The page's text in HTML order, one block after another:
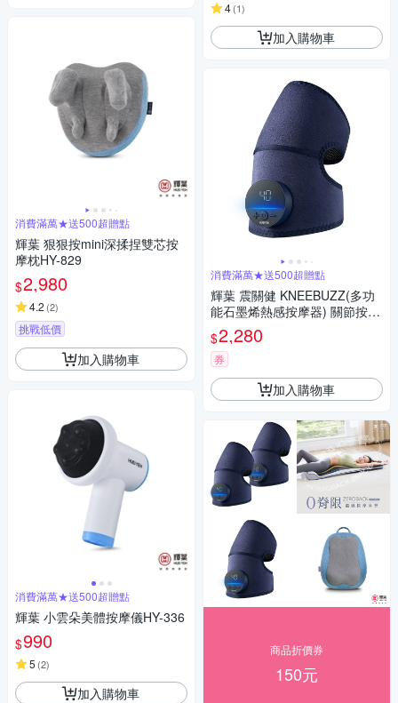
消費滿萬★送500超贈點
輝葉 狠狠按mini深揉捏雙芯按
摩枕HY-829
$2,980
4.2 (2)
挑戰低價
加入購物車
消費滿萬★送500超贈點
輝葉 小雲朵美體按摩儀HY-336
$990
5 (2)
加入購物車
4(1)
加入購物車
消費滿萬★送500超贈點
輝葉 震關健 KNEEBUZZ(多功
能石墨烯熱感按摩器) 關節按摩
膝蓋按摩 HY-762
$2,280
券
加入購物車
商品折價券
150元